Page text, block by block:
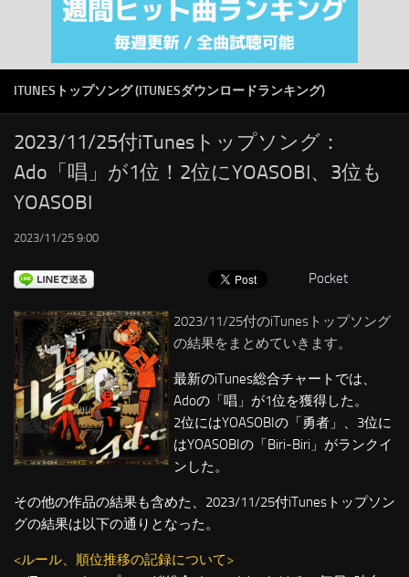
オリジナルiTunes週間トップソング
RSS
LINKS
ITUNESトップソング (ITUNESダウンロードランキング)
2023/11/25付iTunesトップソング：
Ado「唱」が1位！2位にYOASOBI、3位も
YOASOBI
2023/11/25 9:00
Pocket
2023/11/25付のiTunesトップソング
の結果をまとめていきます。
最新のiTunes総合チャートでは、
Adoの「唱」が1位を獲得した。
2位にはYOASOBIの「勇者」、3位に
はYOASOBIの「Biri-Biri」がランクイ
ンした。
その他の作品の結果も含めた、2023/11/25付iTunesトップソン
グの結果は以下の通りとなった。
<ルール、順位推移の記録について>